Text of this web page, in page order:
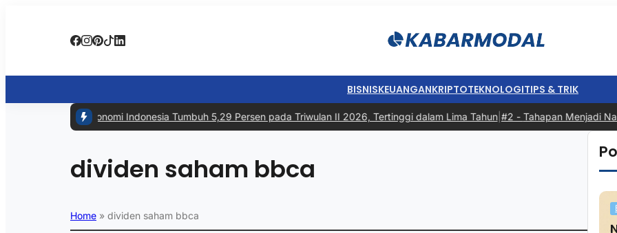
BISNISKEUANGANKRIPTOTEKNOLOGITIPS & TRIK
#1 - Ekonomi Indonesia Tumbuh 5,29 Persen pada Triwulan II 2026, Tertinggi dalam Lima Tahun|#2 - Tahapan Menjadi
dividen saham bbca
Home » dividen saham bbca